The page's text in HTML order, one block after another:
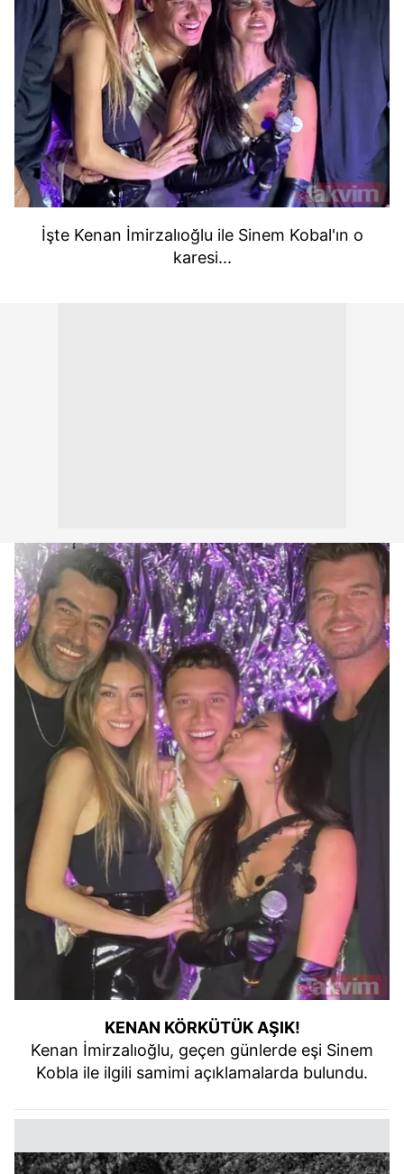
İşte Kenan İmirzalıoğlu ile Sinem Kobal'ın o
karesi...
KENAN KÖRKÜTÜK AŞIK!
Kenan İmirzalıoğlu, geçen günlerde eşi Sinem
Kobla ile ilgili samimi açıklamalarda bulundu.